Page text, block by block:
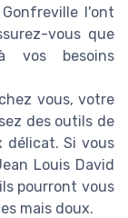
l'ont
vous que
vos besoins
vous, votre
des outils de
délicat. Si vous
Louis David
pourront vous
mais doux.